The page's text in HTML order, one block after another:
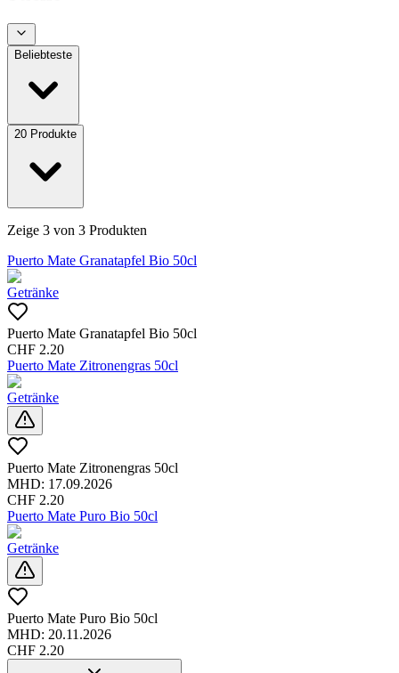
Beliebteste
20 Produkte
Zeige 3 von 3 Produkten
Puerto Mate Granatapfel Bio 50cl
Getränke
Puerto Mate Granatapfel Bio 50cl
CHF 2.20
Puerto Mate Zitronengras 50cl
Getränke
Puerto Mate Zitronengras 50cl
MHD: 17.09.2026
CHF 2.20
Puerto Mate Puro Bio 50cl
Getränke
Puerto Mate Puro Bio 50cl
MHD: 20.11.2026
CHF 2.20